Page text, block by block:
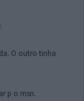
O outro tinha
p o msn.